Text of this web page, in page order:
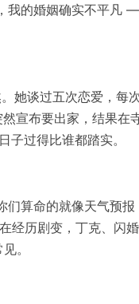
我的婚姻确实不平凡
她谈过五次恋爱，每
宣布要出家，结果在
过得比谁都踏实。
算命的就像天气预报
经历剧变，丁克、闪
。